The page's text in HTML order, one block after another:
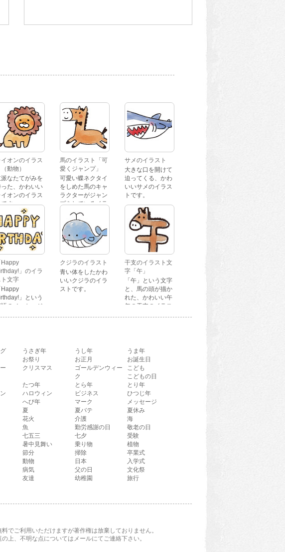
イオンのイラス
（動物）
なたてがみを
た、かわいい
イオンのイラス
です。
馬のイラスト「可
愛くジャンプ」
可愛い蝶ネクタイ
をしめた馬のキャ
ラクターがジャン
プをしているイラ
ストです。
サメのイラスト
大きな口を開けて
迫ってくる、かわ
いいサメのイラス
トです。
Happy
」のイラ
ト文字
Happy
」という
のメッセージ
クジラのイラスト
青い体をしたかわ
いいクジラのイラ
ストです。
干支のイラスト文
字「午」
「午」という文字
と、馬の頭が描か
れた、かわいい午
年の干支のイラス
うさぎ年 うし年
うま年
お祭り お正月
お誕生日
クリスマス
ゴールデンウィー
ク
こども
こどもの日
たつ年 とら年
とり年
ハロウィン ビジネス
ひつじ年
へび年 マーク
メッセージ
夏 夏バテ
夏休み
花火 介護
海
魚 勤労感謝の日
敬老の日
七五三 七夕
受験
暑中見舞い 乗り物
植物
節分 掃除
卒業式
動物 日本
入学式
病気 父の日
文化祭
友達 幼稚園
旅行
でご利用いただけますが著作権は放棄しておりません。
の上、不明な点についてはメールにてご連絡下さい。